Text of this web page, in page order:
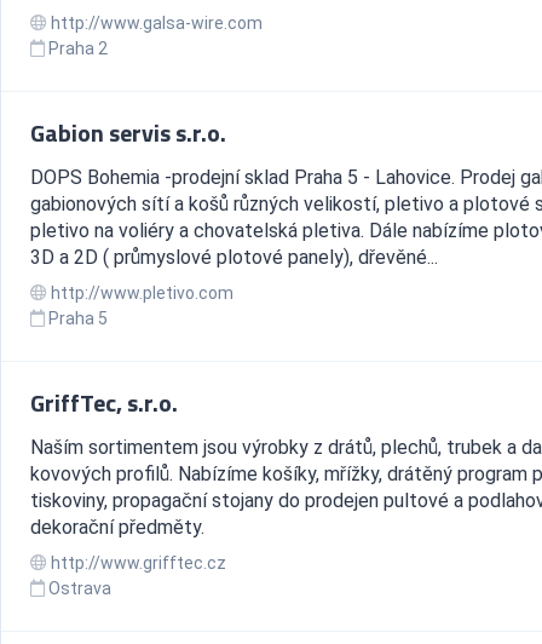
http://www.galsa-wire.com
Praha 2
Gabion servis s.r.o.
DOPS Bohemia -prodejní sklad Praha 5 - Lahovice. Prodej
gabionových sítí a košů různých velikostí, pletivo a plotové
pletivo na voliéry a chovatelská pletiva. Dále nabízíme
3D a 2D ( průmyslové plotové panely), dřevěné...
http://www.pletivo.com
Praha 5
GriffTec, s.r.o.
Naším sortimentem jsou výrobky z drátů, plechů, trubek a
kovových profilů. Nabízíme košíky, mřížky, drátěný program
tiskoviny, propagační stojany do prodejen pultové a
dekorační předměty.
http://www.grifftec.cz
Ostrava